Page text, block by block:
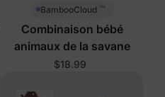
BambooCloud ™
Combinaison bébé
animaux de la savane
$18.99